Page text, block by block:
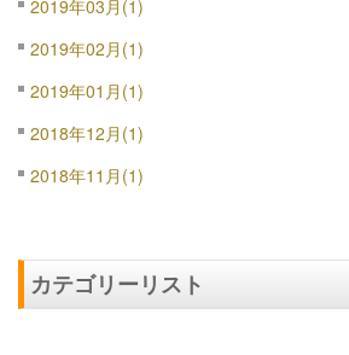
2019年03月(1)
2019年02月(1)
2019年01月(1)
2018年12月(1)
2018年11月(1)
カテゴリーリスト